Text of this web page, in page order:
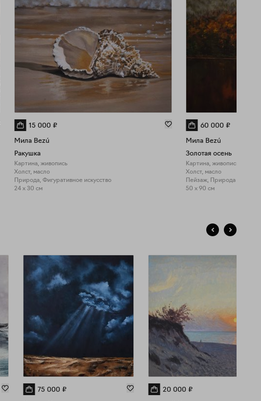
15 000 ₽
Мила Bezú
Ракушка
Картина, живопись
Холст, масло
Природа, Фигуративное искусство
24 x 30 см
60 000 ₽
Мила Bezú
Золотая осень
Картина, живопись
Холст, масло
Пейзаж, Природа
50 x 90 см
75 000 ₽ 20 000 ₽